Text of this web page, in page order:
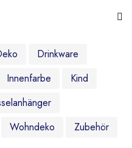
Drinkware
Innenfarbe
Kind
Wohndeko Zubehör